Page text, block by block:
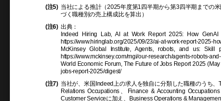
(注5) 当社による推計（2025年度第1四半期から第3四半期までの
づく職種別の売上構成比を算出）
(注6) 出典：
Indeed Hiring Lab, AI at Work Report 2025: How
https://www.hiringlab.org/2025/09/23/ai-at-work-report-2025-
McKinsey Global Institute, Agents, robots, and us:
https://www.mckinsey.com/mgi/our-research/agents-robots-
World Economic Forum, The Future of Jobs Report 2025
jobs-report-2025/digest/
(注7) 当社が、米国Indeed上の求人を独自に分類した職種のうち
Relations Occupations、Finance & Accounting
Customer Serviceに加え、Business Operations &